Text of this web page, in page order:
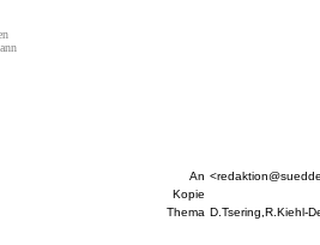
An
Kopie
Thema D.Tsering,R.Kiehl-